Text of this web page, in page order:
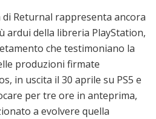
Returnal rappresenta ancora
ardui della libreria PlayStation,
che testimoniano la
produzioni firmate
in uscita il 30 aprile su PS5 e
per tre ore in anteprima,
a evolvere quella